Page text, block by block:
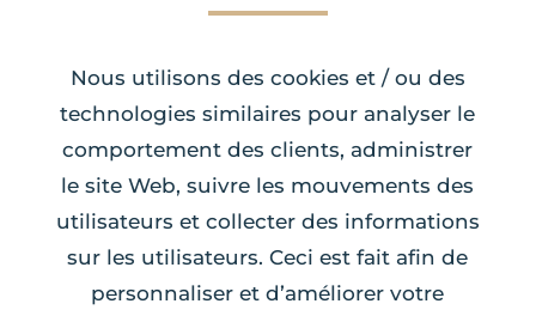
Nous utilisons des cookies et / ou des
technologies similaires pour analyser le
comportement des clients, administrer
le site Web, suivre les mouvements des
utilisateurs et collecter des informations
sur les utilisateurs. Ceci est fait afin de
personnaliser et d’améliorer votre